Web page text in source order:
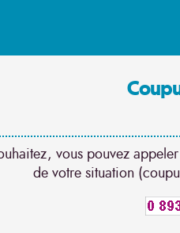
vous pouvez
de votre situation